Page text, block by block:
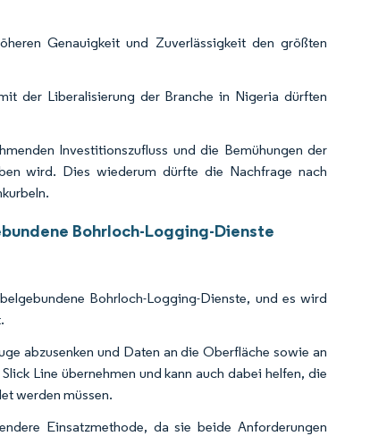
Genauigkeit und Zuverlässigkeit den größten
der Liberalisierung der Branche in Nigeria dürften
Investitionszufluss und die Bemühungen der
wird. Dies wiederum dürfte die Nachfrage nach
Bohrloch-Logging-Dienste
Bohrloch-Logging-Dienste, und es wird
abzusenken und Daten an die Oberfläche sowie an
Line übernehmen und kann auch dabei helfen, die
werden müssen.
Einsatzmethode, da sie beide Anforderungen